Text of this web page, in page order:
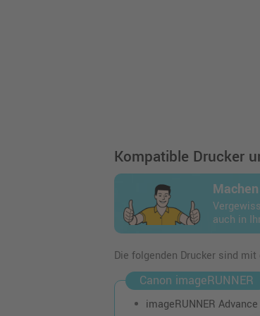
Kompatible Drucker
auch in
Die folgenden Drucker sind
Canon imageRUNNER
imageRUNNER